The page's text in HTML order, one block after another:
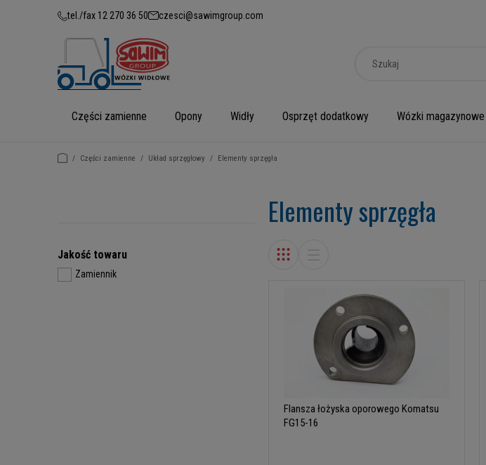
tel./fax 12 270 36 50 czesci@sawimgroup.com
Części zamienne Opony Widły Osprzęt dodatkowy Wózki magazynowe
/ Części zamienne / Układ sprzęgłowy / Elementy sprzęgła
Jakość towaru
Zamiennik
Elementy sprzęgła
Flansza łożyska oporowego Komatsu
FG15-16